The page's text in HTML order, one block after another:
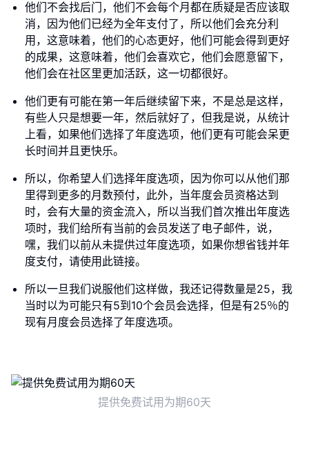
他们不会找后门，他们不会每个月都在质疑是否应该取
消，因为他们已经为全年支付了，所以他们会充分利
用，这意味着，他们的心态更好，他们可能会得到更好
的成果，这意味着，他们会喜欢它，他们会愿意留下，
他们会在社区里更加活跃，这一切都很好。
他们更有可能在第一年后继续留下来，不是总是这样，
有些人只是想要一年，然后就好了，但我是说，从统计
上看，如果他们选择了年度选项，他们更有可能会呆更
长时间并且更快乐。
所以，你希望人们选择年度选项，因为你可以从他们那
里得到更多的月数预付，此外，当年度会员资格达到
时，会有大量的资金流入，所以当我们首次推出年度选
项时，我们给所有当前的会员发送了电子邮件，说，
嘿，我们以前从未提供过年度选项，如果你想省钱并年
度支付，请使用此链接。
所以一旦我们说服他们这样做，我还记得数量是25，我
当时以为可能只有5到10个会员会选择，但是有25％的
现有月度会员选择了年度选项。
提供免费试用为期60天